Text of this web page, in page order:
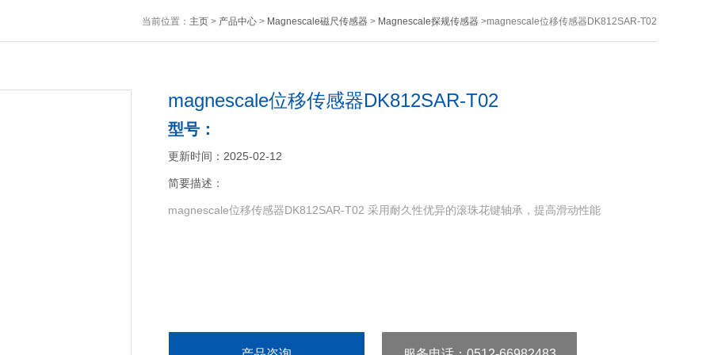
当前位置： 主页> 产品中心> Magnescale磁尺传感器 > Magnescale探规传感器 >magnescale位移传感器DK812SAR-T02
magnescale位移传感器DK812SAR-T02
型号：
更新时间：2025-02-12
简要描述：
magnescale位移传感器DK812SAR-T02 采用耐久性优异的滚珠花键轴承，提高滑动性能